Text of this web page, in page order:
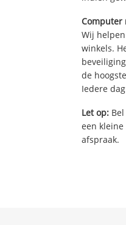
Computer
Wij
winkels.
de
Iedere
Let op:
een
afspraak.